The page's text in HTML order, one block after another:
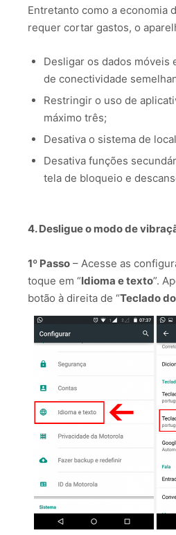
Entretanto como a economia
requer cortar gastos, o
Desligar os dados móveis
de conectividade
Restringir o uso de
máximo três;
Desativa o sistema de
Desativa funções
tela de bloqueio e
4. Desligue o modo de
1º Passo – Acesse as
toque em “Idioma e texto”.
botão à direita de “Teclado